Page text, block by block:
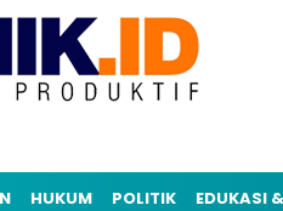
HUKUM POLITIK EDUKASI